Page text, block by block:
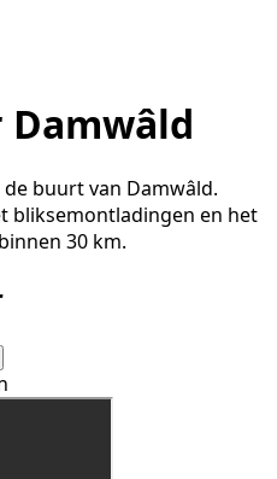
buurt van Damwâld.
bliksemontladingen en het
30 km.